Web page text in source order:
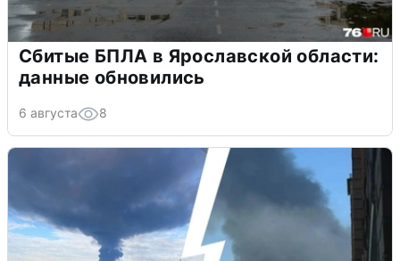
Сбитые БПЛА в Ярославской области:
данные обновились
6 августа 8